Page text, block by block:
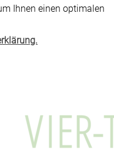
Ihnen einen optimalen